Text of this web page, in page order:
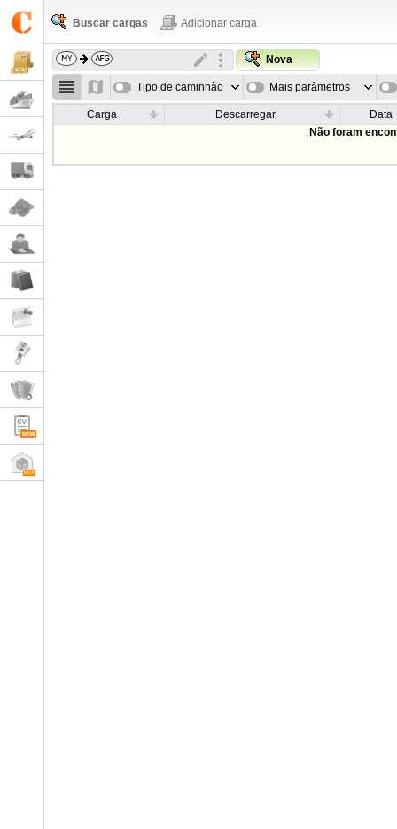
Buscar cargas Adicionar carga
Nova
Tipo de caminhão Mais parâmetros
Carga Descarregar
Data
Não foram